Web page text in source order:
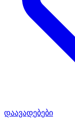
დაავადებები